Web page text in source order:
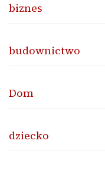
biznes
budownictwo
Dom
dziecko